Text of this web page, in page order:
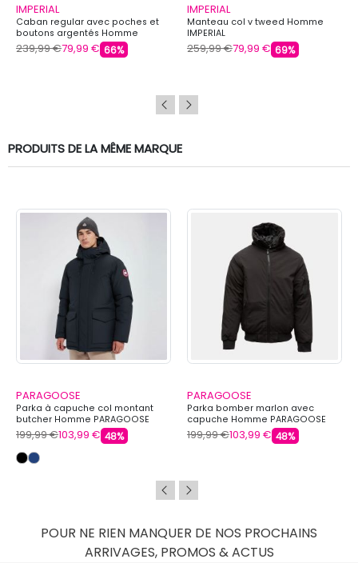
IMPERIAL
Caban regular avec poches et
boutons argentés Homme
IMPERIAL
239,99 €79,99 € 66%
IMPERIAL
Manteau col v tweed Homme
IMPERIAL
259,99 €79,99 € 69%
PRODUITS DE LA MÊME MARQUE
PARAGOOSE
Parka à capuche col montant
butcher Homme PARAGOOSE
199,99 €103,99 € 48%
PARAGOOSE
Parka bomber marlon avec
capuche Homme PARAGOOSE
199,99 €103,99 € 48%
POUR NE RIEN MANQUER DE NOS PROCHAINS
ARRIVAGES, PROMOS & ACTUS